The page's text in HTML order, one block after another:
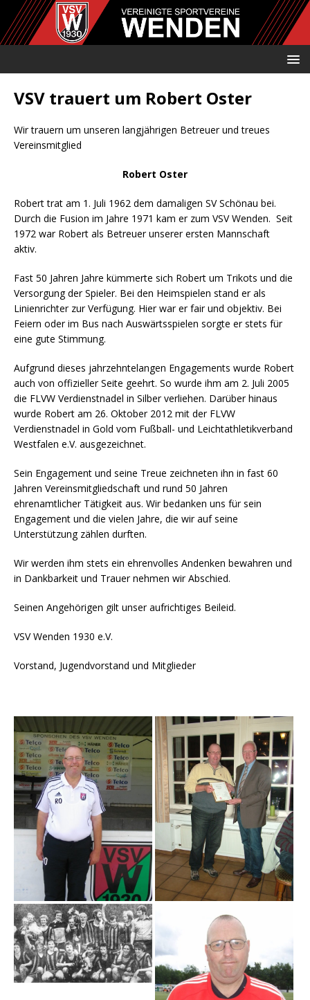
VSV trauert um Robert Oster
Wir trauern um unseren langjährigen Betreuer und treues
Vereinsmitglied
Robert Oster
Robert trat am 1. Juli 1962 dem damaligen SV Schönau bei.
Durch die Fusion im Jahre 1971 kam er zum VSV Wenden. Seit
1972 war Robert als Betreuer unserer ersten Mannschaft
aktiv.
Fast 50 Jahren Jahre kümmerte sich Robert um Trikots und die
Versorgung der Spieler. Bei den Heimspielen stand er als
Linienrichter zur Verfügung. Hier war er fair und objektiv. Bei
Feiern oder im Bus nach Auswärtsspielen sorgte er stets für
eine gute Stimmung.
Aufgrund dieses jahrzehntelangen Engagements wurde Robert
auch von offizieller Seite geehrt. So wurde ihm am 2. Juli 2005
die FLVW Verdienstnadel in Silber verliehen. Darüber hinaus
wurde Robert am 26. Oktober 2012 mit der FLVW
Verdienstnadel in Gold vom Fußball- und Leichtathletikverband
Westfalen e.V. ausgezeichnet.
Sein Engagement und seine Treue zeichneten ihn in fast 60
Jahren Vereinsmitgliedschaft und rund 50 Jahren
ehrenamtlicher Tätigkeit aus. Wir bedanken uns für sein
Engagement und die vielen Jahre, die wir auf seine
Unterstützung zählen durften.
Wir werden ihm stets ein ehrenvolles Andenken bewahren und
in Dankbarkeit und Trauer nehmen wir Abschied.
Seinen Angehörigen gilt unser aufrichtiges Beileid.
VSV Wenden 1930 e.V.
Vorstand, Jugendvorstand und Mitglieder